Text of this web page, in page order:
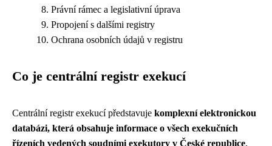
Právní rámec a legislativní úprava
Propojení s dalšími registry
Ochrana osobních údajů v registru
Co je centrální registr exekucí
Centrální registr exekucí představuje komplexní elektronickou
databázi, která obsahuje informace o všech exekučních
řízeních vedených soudními exekutory v České republice.